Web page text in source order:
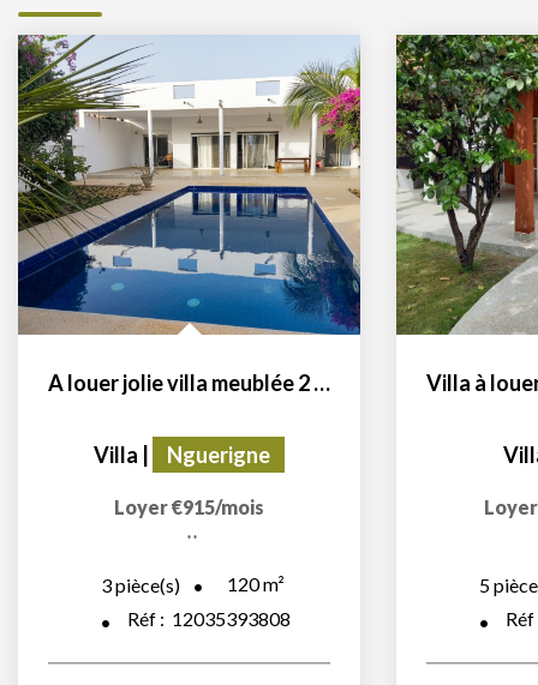
A louer jolie villa meublée 2 chambres avec piscine privée...
| Nguerigne
Loyer €915/mois
pièce(s) 120
Réf :
12035393808
|
Loyer 2
pièce(s)
Réf :